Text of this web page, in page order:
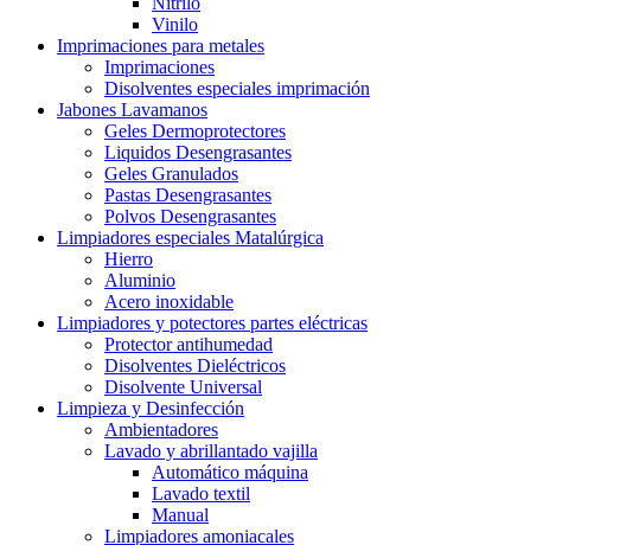
Vinilo
Imprimaciones para metales
Imprimaciones
Disolventes especiales imprimación
Jabones Lavamanos
Geles Dermoprotectores
Liquidos Desengrasantes
Geles Granulados
Pastas Desengrasantes
Polvos Desengrasantes
Limpiadores especiales Matalúrgica
Hierro
Aluminio
Acero inoxidable
Limpiadores y potectores partes eléctricas
Protector antihumedad
Disolventes Dieléctricos
Disolvente Universal
Limpieza y Desinfección
Ambientadores
Lavado y abrillantado vajilla
Automático máquina
Lavado textil
Manual
Limpiadores amoniacales